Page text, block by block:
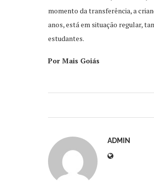
momento da transferência, a
anos, está em situação regular,
estudantes.
Por Mais Goiás
ADMIN